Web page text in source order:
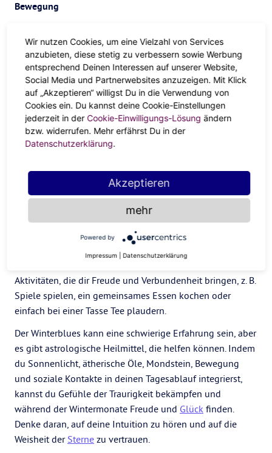
Bewegung
Winterblues zu bekämpfen. Astrologisch gesehen steht
Marsfür körperliche Energie, Motivation und
Entschlossenheit. Treibe körperliche Aktivitäten, die deinen
Puls in die Höhe treiben, wie Laufen, Radfahren oder
Bewegung wird nicht nur deine Stimmung und dein
Energieniveau anheben, sondern auch deine allgemeine
Gesundheit und dein Wohlbefinden fördern.
Geselliges Beisammensein mit Freunden und geliebten
Menschen ist ein weiteres wirksames Mittel gegen den
Winterblues. Astrologisch gesehen steht dieVenusfür
, Verbindung und Geselligkeit. Plane Zeit mit
Freunden und Familie zu verbringen, auch wenn es sich
Aktivitäten, die dir Freude und Verbundenheit bringen, z. B.
Spiele spielen, ein gemeinsames Essen kochen oder
einfach bei einer Tasse Tee plaudern.
Der Winterblues kann eine schwierige Erfahrung sein, aber
es gibt astrologische Heilmittel, die helfen können. Indem
du Sonnenlicht, ätherische Öle, Mondstein, Bewegung
und soziale Kontakte in deinen Tagesablauf integrierst,
kannst du Gefühle der Traurigkeit bekämpfen und
während der Wintermonate Freude und Glück finden.
Denke daran, auf deine Intuition zu hören und auf die
Weisheit der Sterne zu vertrauen.
Wir nutzen Cookies, um eine Vielzahl von Services
anzubieten, diese stetig zu verbessern sowie Werbung
entsprechend Deinen Interessen auf unserer Website,
Social Media und Partnerwebsites anzuzeigen. Mit Klick
auf „Akzeptieren“ willigst Du in die Verwendung von
Cookies ein. Du kannst deine Cookie-Einstellungen
jederzeit in der Cookie-Einwilligungs-Lösung ändern
bzw. widerrufen. Mehr erfährst Du in der
Datenschutzerklärung.
Akzeptieren
mehr
Powered by
Impressum Datenschutzerklärung